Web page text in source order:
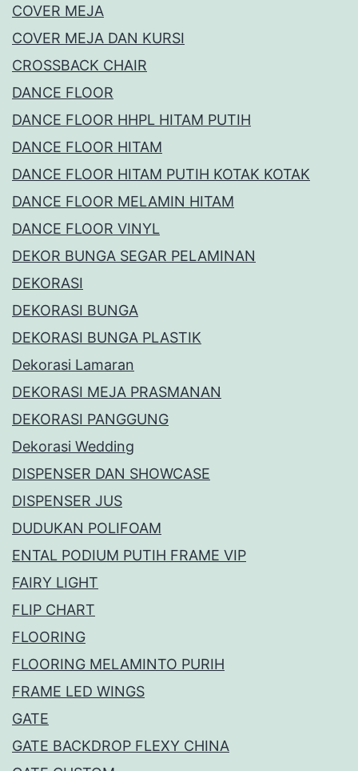
COVER MEJA
COVER MEJA DAN KURSI
CROSSBACK CHAIR
DANCE FLOOR
DANCE FLOOR HHPL HITAM PUTIH
DANCE FLOOR HITAM
DANCE FLOOR HITAM PUTIH KOTAK KOTAK
DANCE FLOOR MELAMIN HITAM
DANCE FLOOR VINYL
DEKOR BUNGA SEGAR PELAMINAN
DEKORASI
DEKORASI BUNGA
DEKORASI BUNGA PLASTIK
Dekorasi Lamaran
DEKORASI MEJA PRASMANAN
DEKORASI PANGGUNG
Dekorasi Wedding
DISPENSER DAN SHOWCASE
DISPENSER JUS
DUDUKAN POLIFOAM
ENTAL PODIUM PUTIH FRAME VIP
FAIRY LIGHT
FLIP CHART
FLOORING
FLOORING MELAMINTO PURIH
FRAME LED WINGS
GATE
GATE BACKDROP FLEXY CHINA